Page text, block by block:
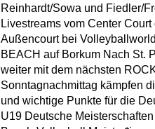
Reinhardt/Sowa und Fiedler/
Livestreams vom Center
Außencourt bei
BEACH auf Borkum Nach St.
weiter mit dem nächsten
Sonntagnachmittag kämpfen
und wichtige Punkte für die
U19 Deutsche